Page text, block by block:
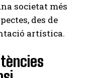
societat més
des de
artística.